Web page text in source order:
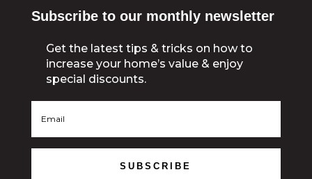
Subscribe to our monthly newsletter
Get the latest tips & tricks on how to
increase your home’s value & enjoy
special discounts.
SUBSCRIBE